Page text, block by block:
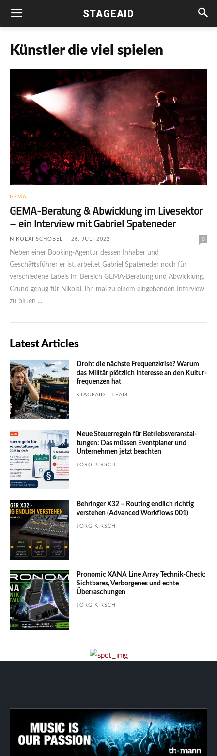
STAGEAID
Künstler die viel spielen
GEMA
GEMA-Beratung & Abwicklung im Livesektor
– ein Interview mit Gabriel Spateneder
NIKOLAI SCHÖBEL - 26. JULI 2022 0
Neben einer Booking-Agentur dessen Inhaber und
Geschäftsführer er ist, arbeitet Gabriel Spateneder noch für
verschiedene Labels im Bereich GEMA-Beratung und Abwicklung.
Grund genug für Nikolai, ihn mal zu einem eingehenden Interview
zu bitten ...
Latest Articles
Droht die nächste Frequenzkrise? Warum
das Mili­tär plötzlich Inte­resse an den Kultur­
fre­quen­zen hat
STAGEAID - TEAM
Neue Steuerregeln für Betriebs­ver­an­stal­
tungen: Das müssen Event­planer und
Unter­nehmen jetzt beachten
JÖRG KIRSCH
Behringer X32 – Routing endlich richtig
verstehen (Advanced Workflows 001)
JÖRG KIRSCH
Pronomic XANA Line Array Technik-Check:
Sichtbares, Verborgenes und echte
Überraschungen
JÖRG KIRSCH